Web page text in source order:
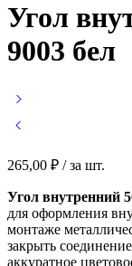
Угол
9003 бел
265,00 ₽ / за шт.
Угол внутренний
для оформления
монтаже
закрыть
аккуратное